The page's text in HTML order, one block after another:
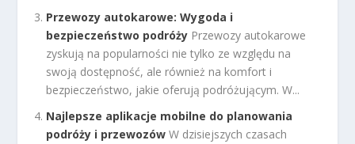
Przewozy autokarowe: Wygoda i
bezpieczeństwo podróży Przewozy autokarowe
zyskują na popularności nie tylko ze względu na
swoją dostępność, ale również na komfort i
bezpieczeństwo, jakie oferują podróżującym. W...
Najlepsze aplikacje mobilne do planowania
podróży i przewozów W dzisiejszych czasach